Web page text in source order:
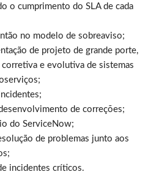
o cumprimento do SLA de cada
no modelo de sobreaviso;
de projeto de grande porte,
corretiva e evolutiva de sistemas
de correções;
do ServiceNow;
de problemas junto aos
incidentes críticos.